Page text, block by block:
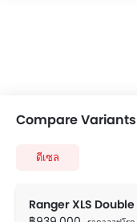
Compare Variants
ดีเซล